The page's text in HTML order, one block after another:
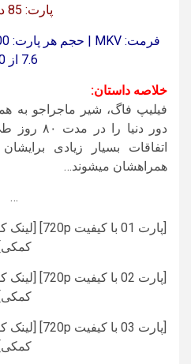
پارت: 85 دقیقه
7.6 از 10
خلاصه داستان:
فیلیپ فاگ، شیر ماجراجو به
دور دنیا
اتفاقات بسیار زیادی
همراهشان میشوند…
…
کمکی]
کمکی]
کمکی]